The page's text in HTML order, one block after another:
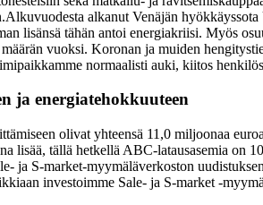
Alkuvuodesta alkanut Venäjän
lisänsä tähän antoi energiakriisi. Myös
vuoksi. Koronan ja muiden
normaalisti auki, kiitos
ja energiatehokkuuteen
olivat yhteensä 11,0 miljoonaa
lisää, tällä hetkellä ABC-latausasemia on
ja S-market-myymäläverkoston
investoimme Sale- ja S-market -